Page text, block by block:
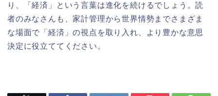
り、「経済」という言葉は進化を続けるでしょう。読
者のみなさんも、家計管理から世界情勢までさまざま
な場面で「経済」の視点を取り入れ、より豊かな意思
決定に役立ててください。